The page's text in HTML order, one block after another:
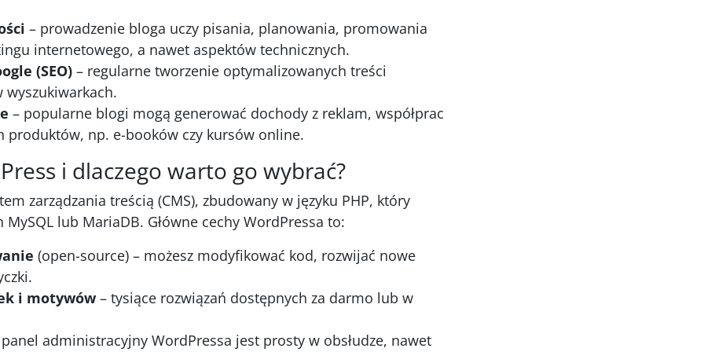
– prowadzenie bloga uczy pisania, planowania, promowania
internetowego, a nawet aspektów technicznych.
(SEO) – regularne tworzenie optymalizowanych treści
wyszukiwarkach.
– popularne blogi mogą generować dochody z reklam, współprac
produktów, np. e-booków czy kursów online.
i dlaczego warto go wybrać?
zarządzania treścią (CMS), zbudowany w języku PHP, który
lub MariaDB. Główne cechy WordPressa to:
(open-source) – możesz modyfikować kod, rozwijać nowe
i motywów – tysiące rozwiązań dostępnych za darmo lub w
administracyjny WordPressa jest prosty w obsłudze, nawet